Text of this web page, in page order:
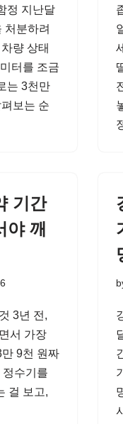
정 지난달
처분하려
량 상태
터를 조금
는 3천만
보는 순
기간
야 깨
3년 전,
서 가장
만 9천 원짜
수기를
걸 보고,